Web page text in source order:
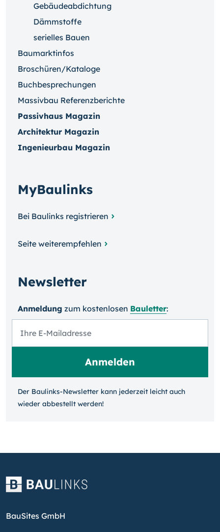
Gebäudeabdichtung
Dämmstoffe
serielles Bauen
Baumarktinfos
Broschüren/Kataloge
Buchbesprechungen
Massivbau Referenzberichte
Passivhaus Magazin
Architektur Magazin
Ingenieurbau Magazin
MyBaulinks
Bei Baulinks registrieren
Seite weiterempfehlen
Newsletter
Anmeldung zum kosten­losen Bauletter:
Der Baulinks-Newsletter kann jeder­zeit leicht auch
wieder ab­bestellt werden!
BauSites GmbH